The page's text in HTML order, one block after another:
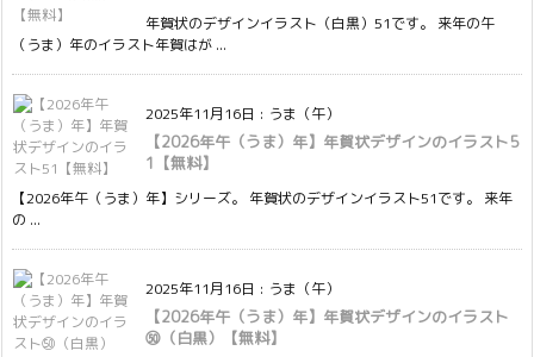
年賀状のデザインイラスト（白黒）51です。 来年の午
（うま）年のイラスト年賀はが ...
2025年11月16日 : うま（午）
【2026年午（うま）年】年賀状デザインのイラスト5
1【無料】
【2026年午（うま）年】シリーズ。 年賀状のデザインイラスト51です。 来年
の ...
2025年11月16日 : うま（午）
【2026年午（うま）年】年賀状デザインのイラスト
㊿（白黒）【無料】